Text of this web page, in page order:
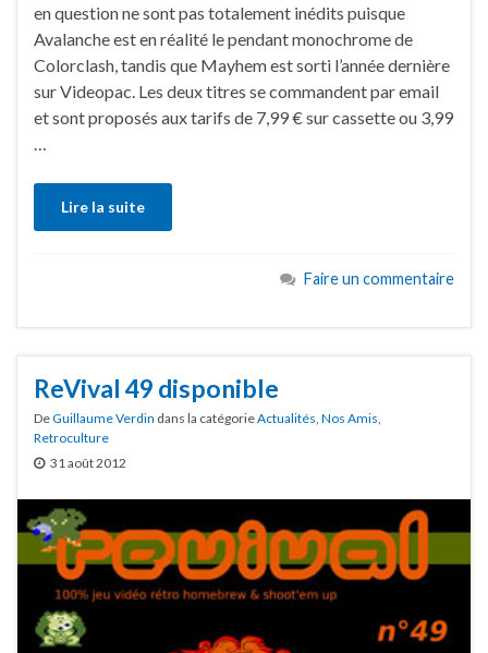
en question ne sont pas totalement inédits puisque
Avalanche est en réalité le pendant monochrome de
Colorclash, tandis que Mayhem est sorti l’année dernière
sur Videopac. Les deux titres se commandent par email
et sont proposés aux tarifs de 7,99 € sur cassette ou 3,99
…
Lire la suite
Faire un commentaire
ReVival 49 disponible
DeGuillaume Verdin dans la catégorieActualités, Nos Amis,
Retroculture
31 août 2012